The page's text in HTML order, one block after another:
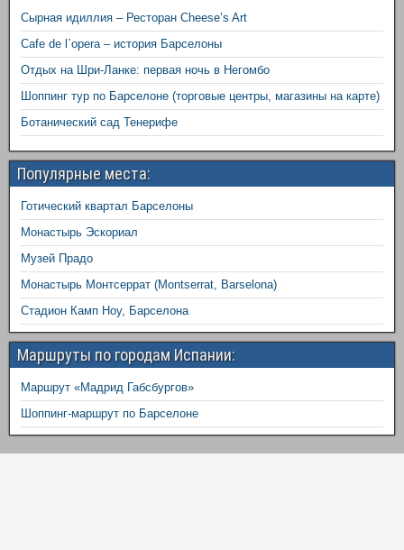
Сырная идиллия – Ресторан Cheese’s Art
Cafe de l`opera – история Барселоны
Отдых на Шри-Ланке: первая ночь в Негомбо
Шоппинг тур по Барселоне (торговые центры, магазины на карте)
Ботанический сад Тенерифе
Популярные места:
Готический квартал Барселоны
Монастырь Эскориал
Музей Прадо
Монастырь Монтсеррат (Montserrat, Barselona)
Стадион Камп Ноу, Барселона
Маршруты по городам Испании:
Маршрут «Мадрид Габсбургов»
Шоппинг-маршрут по Барселоне